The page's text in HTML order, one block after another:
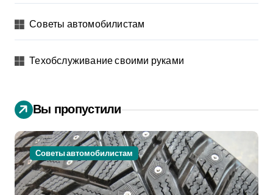
Советы автомобилистам
Техобслуживание своими руками
Вы пропустили
Советы автомобилистам